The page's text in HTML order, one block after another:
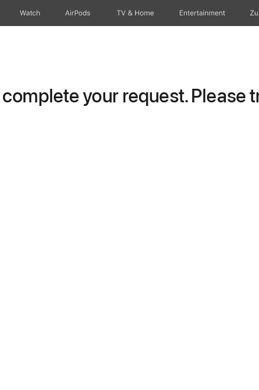
Watch AirPods TV & Home Entertainment
your request. Please